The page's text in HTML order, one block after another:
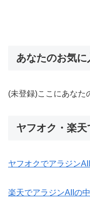
あなたのお気に
(未登録)ここにあなた
ヤフオク・楽天
ヤフオクでアラジン
楽天でアラジンAIIの